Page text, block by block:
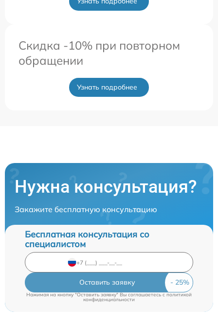
Скидка -10% при повторном
обращении
Узнать подробнее
Нужна консультация?
Закажите бесплатную консультацию
Бесплатная консультация со
специалистом
Оставить заявку
Нажимая на кнопку "Оставить заявку" Вы соглашаетесь c политикой
конфиденциальности